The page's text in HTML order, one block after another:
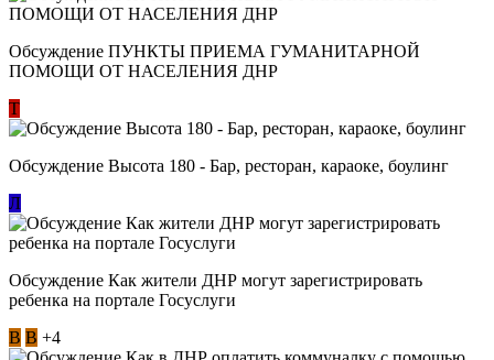
Обсуждение ​ПУНКТЫ ПРИЕМА ГУМАНИТАРНОЙ
ПОМОЩИ ОТ НАСЕЛЕНИЯ ДНР
Т
Обсуждение Высота 180 - Бар, ресторан, караоке, боулинг
Л
Обсуждение Как жители ДНР могут зарегистрировать
ребенка на портале Госуслуги
В В +4